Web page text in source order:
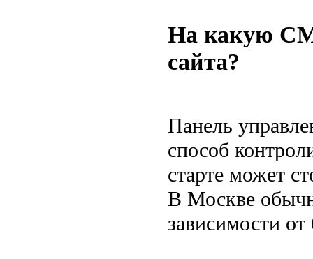
На какую
сайта?
Панель
способ
старте может
В Москве
зависимости